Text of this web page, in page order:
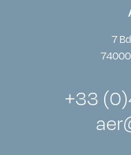
7
+33